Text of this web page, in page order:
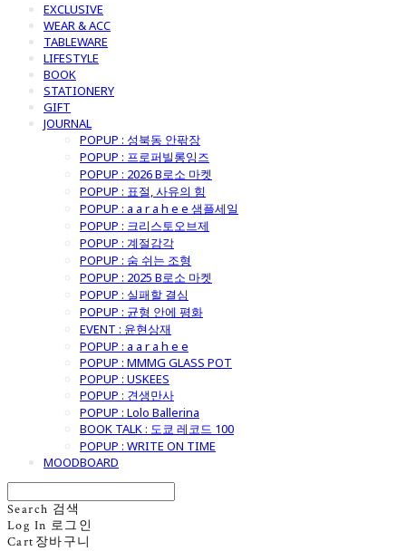
EXCLUSIVE
WEAR & ACC
TABLEWARE
LIFESTYLE
BOOK
STATIONERY
GIFT
JOURNAL
POPUP : 성북동 안팎장
POPUP : 프로퍼빌롱잉즈
POPUP : 2026 B로소 마켓
POPUP : 표절, 사유의 힘
POPUP : a a r a h e e 샘플세일
POPUP : 크리스토오브제
POPUP : 계절감각
POPUP : 숨 쉬는 조형
POPUP : 2025 B로소 마켓
POPUP : 실패할 결심
POPUP : 균형 안에 평화
EVENT : 윤현상재
POPUP : a a r a h e e
POPUP : MMMG GLASS POT
POPUP : USKEES
POPUP : 견생만사
POPUP : Lolo Ballerina
BOOK TALK : 도쿄 레코드 100
POPUP : WRITE ON TIME
MOODBOARD
Search 검색
Log In 로그인
Cart 장바구니